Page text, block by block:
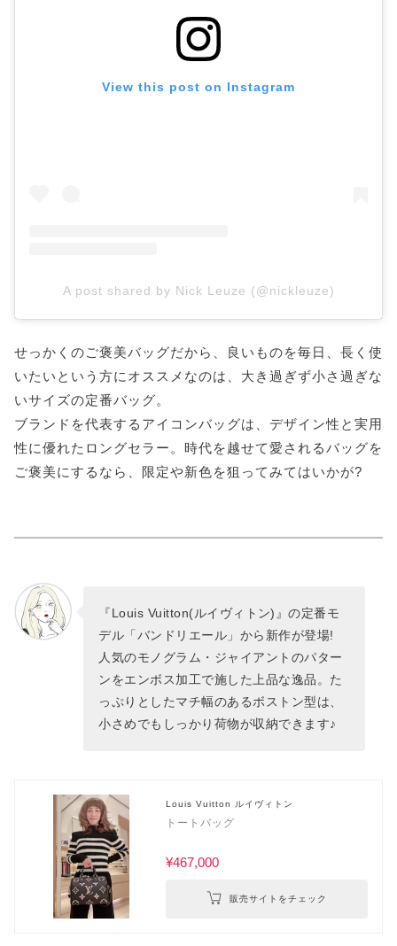
View this post on Instagram
A post shared by Nick Leuze (@nickleuze)
せっかくのご褒美バッグだから、良いものを毎日、長く使
いたいという方にオススメなのは、大き過ぎず小さ過ぎな
いサイズの定番バッグ。
ブランドを代表するアイコンバッグは、デザイン性と実用
性に優れたロングセラー。時代を越せて愛されるバッグを
ご褒美にするなら、限定や新色を狙ってみてはいかが?
『Louis Vuitton(ルイヴィトン)』の定番モ
デル「バンドリエール」から新作が登場!
人気のモノグラム・ジャイアントのパター
ンをエンボス加工で施した上品な逸品。た
っぷりとしたマチ幅のあるボストン型は、
小さめでもしっかり荷物が収納できます♪
Louis Vuitton ルイヴィトン
トートバッグ
¥467,000
販売サイトをチェック